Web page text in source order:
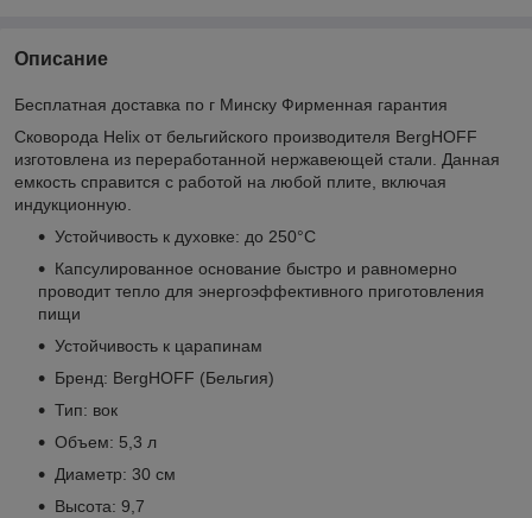
Описание
Бесплатная доставка по г Минску Фирменная гарантия
Сковорода Helix от бельгийского производителя BergHOFF
изготовлена из переработанной нержавеющей стали. Данная
емкость справится с работой на любой плите, включая
индукционную.
Устойчивость к духовке: до 250°C
Капсулированное основание быстро и равномерно
проводит тепло для энергоэффективного приготовления
пищи
Устойчивость к царапинам
Бренд: BergHOFF (Бельгия)
Тип: вок
Объем: 5,3 л
Диаметр: 30 см
Высота: 9,7